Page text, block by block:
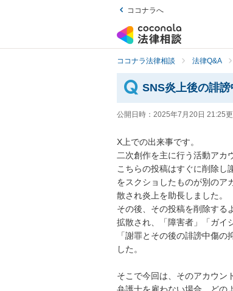
ココナラへ
ココナラ法律相談 法律Q&A
SNS炎上後の誹
公開日時： 2025年7月20日 21:25
X上での出来事です。
二次創作を主に行う活動アカ
こちらの投稿はすぐに削除し
をスクショしたものが別のア
散され炎上を助長しました。
その後、その投稿を削除する
拡散され、「障害者」「ガイ
「謝罪とその後の誹謗中傷
した。
そこで今回は、そのアカウン